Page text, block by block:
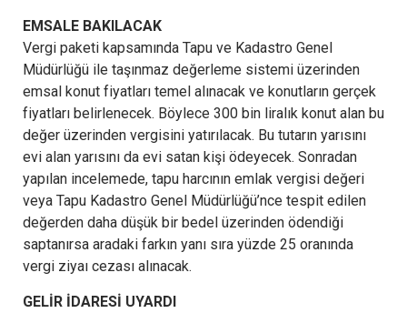
EMSALE BAKILACAK
Vergi paketi kapsamında Tapu ve Kadastro Genel
Müdürlüğü ile taşınmaz değerleme sistemi üzerinden
emsal konut fiyatları temel alınacak ve konutların gerçek
fiyatları belirlenecek. Böylece 300 bin liralık konut alan bu
değer üzerinden vergisini yatırılacak. Bu tutarın yarısını
evi alan yarısını da evi satan kişi ödeyecek. Sonradan
yapılan incelemede, tapu harcının emlak vergisi değeri
veya Tapu Kadastro Genel Müdürlüğü’nce tespit edilen
değerden daha düşük bir bedel üzerinden ödendiği
saptanırsa aradaki farkın yanı sıra yüzde 25 oranında
vergi ziyaı cezası alınacak.
GELİR İDARESİ UYARDI